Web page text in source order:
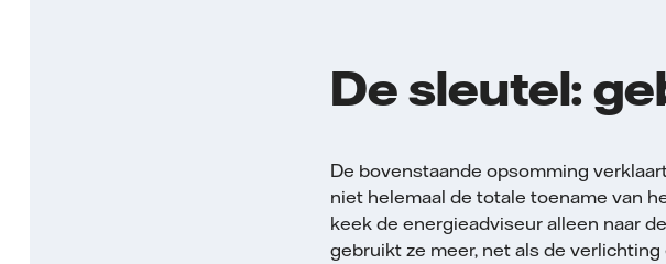
De sleutel:
De bovenstaande opsomming
niet helemaal de totale toename van
keek de energieadviseur alleen naar
gebruikt ze meer, net als de